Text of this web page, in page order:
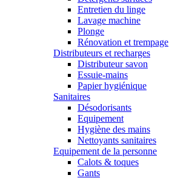
Entretien du linge
Lavage machine
Plonge
Rénovation et trempage
Distributeurs et recharges
Distributeur savon
Essuie-mains
Papier hygiénique
Sanitaires
Désodorisants
Equipement
Hygiène des mains
Nettoyants sanitaires
Equipement de la personne
Calots & toques
Gants